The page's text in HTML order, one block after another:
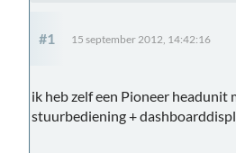
#1 15 september 2012, 14:42:16
ik heb zelf een Pioneer
stuurbediening +